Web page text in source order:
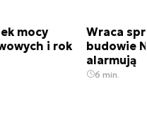
mocy
i rok
Wraca
budowie
alarmują
6 min.